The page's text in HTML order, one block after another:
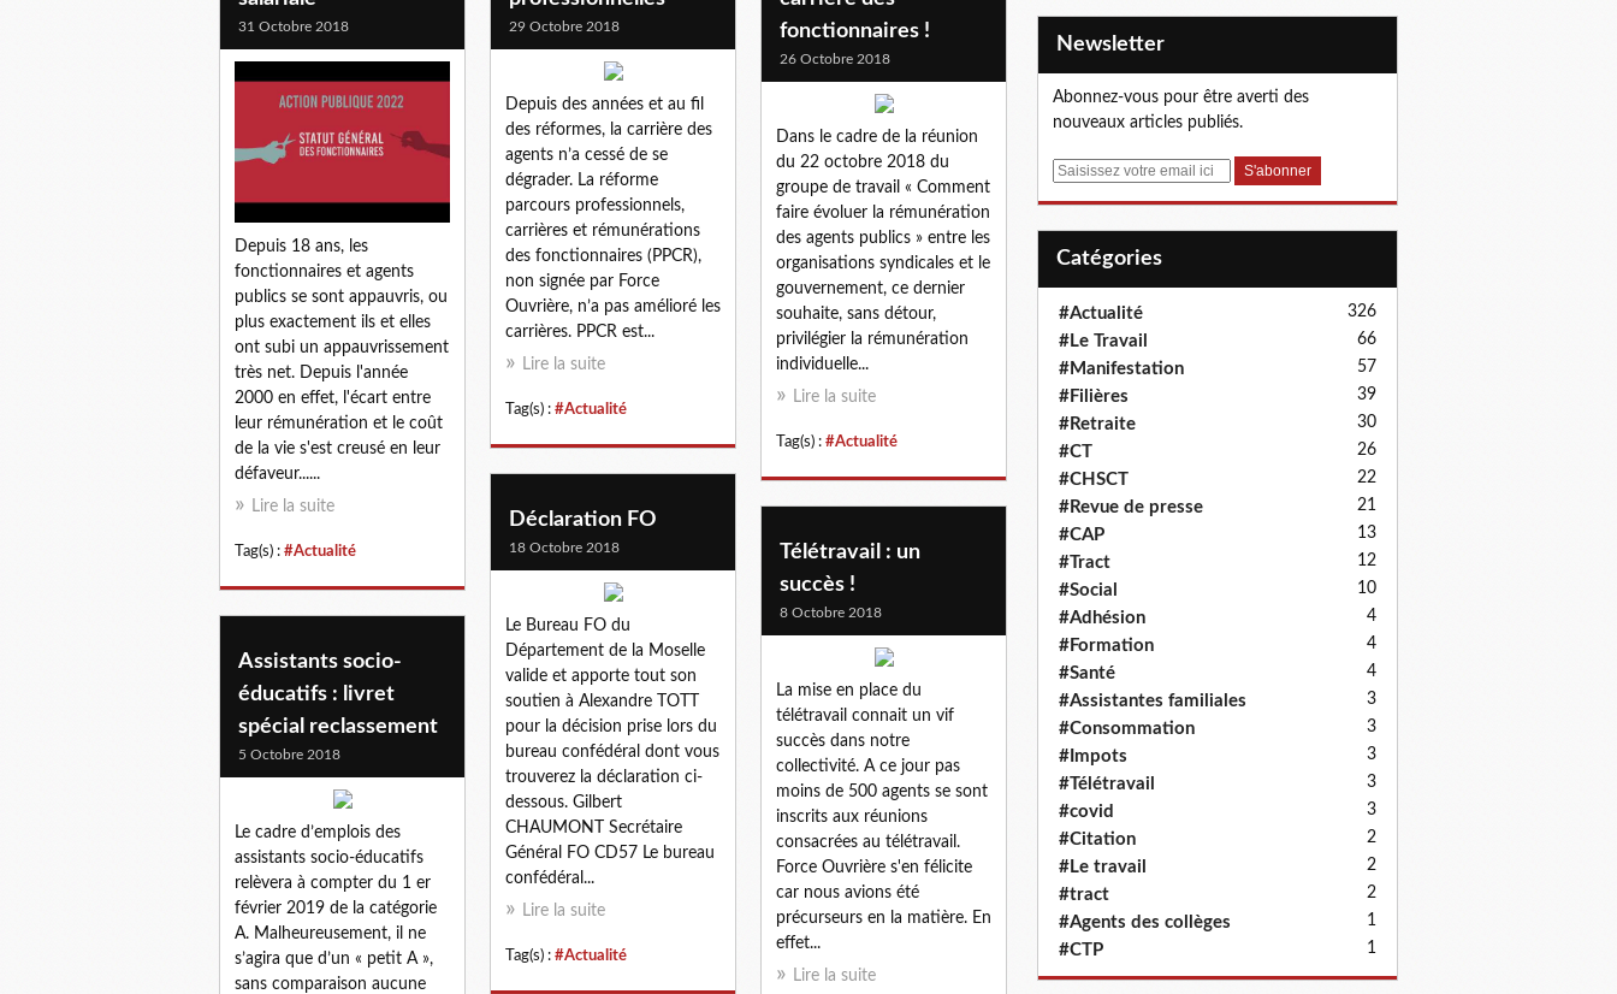
31 Octobre 2018
Depuis 18 ans, les
fonctionnaires et agents
publics se sont appauvris, ou
plus exactement ils et elles
ont subi un appauvrissement
très net. Depuis l'année
2000 en effet, l'écart entre
leur rémunération et le coût
de la vie s'est creusé en leur
défaveur......
Lire la suite
Tag(s) : #Actualité
29 Octobre 2018
Depuis des années et au fil
des réformes, la carrière des
agents n’a cessé de se
dégrader. La réforme
parcours professionnels,
carrières et rémunérations
des fonctionnaires (PPCR),
non signée par Force
Ouvrière, n’a pas amélioré les
carrières. PPCR est...
Lire la suite
Tag(s) : #Actualité
fonctionnaires !
26 Octobre 2018
Dans le cadre de la réunion
du 22 octobre 2018 du
groupe de travail « Comment
faire évoluer la rémunération
des agents publics » entre les
organisations syndicales et le
gouvernement, ce dernier
souhaite, sans détour,
privilégier la rémunération
individuelle...
Lire la suite
Tag(s) : #Actualité
Déclaration FO
18 Octobre 2018
Le Bureau FO du
Département de la Moselle
valide et apporte tout son
soutien à Alexandre TOTT
pour la décision prise lors du
bureau confédéral dont vous
trouverez la déclaration ci-
dessous. Gilbert
CHAUMONT Secrétaire
Général FO CD57 Le bureau
confédéral...
Lire la suite
Tag(s) : #Actualité
Télétravail : un
succès !
8 Octobre 2018
La mise en place du
télétravail connait un vif
succès dans notre
collectivité. A ce jour pas
moins de 500 agents se sont
inscrits aux réunions
consacrées au télétravail.
Force Ouvrière s'en félicite
car nous avions été
précurseurs en la matière. En
effet...
Lire la suite
Assistants socio-
éducatifs : livret
spécial reclassement
5 Octobre 2018
Le cadre d’emplois des
assistants socio-éducatifs
relèvera à compter du 1 er
février 2019 de la catégorie
A. Malheureusement, il ne
s’agira que d’un « petit A »,
sans comparaison aucune
Newsletter
Abonnez-vous pour être averti des
nouveaux articles publiés.
E
Catégories
#Actualité 326
#Le Travail 66
#Manifestation 57
#Filières 39
#Retraite 30
#CT 26
#CHSCT 22
#Revue de presse 21
#CAP 13
#Tract 12
#Social 10
#Adhésion 4
#Formation 4
#Santé 4
#Assistantes familiales 3
#Consommation 3
#Impots 3
#Télétravail 3
#covid 3
#Citation 2
#Le travail 2
#tract 2
#Agents des collèges 1
#CTP 1